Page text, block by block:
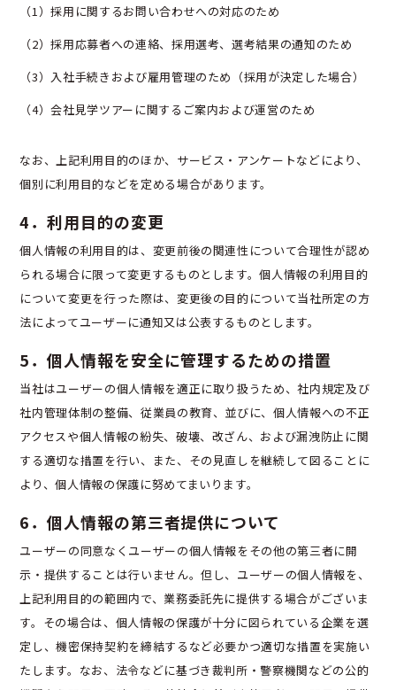
（1）採用に関するお問い合わせへの対応のため
（2）採用応募者への連絡、採用選考、選考結果の通知のため
（3）入社手続きおよび雇用管理のため（採用が決定した場合）
（4）会社見学ツアーに関するご案内および運営のため
なお、上記利用目的のほか、サービス・アンケートなどにより、
個別に利用目的などを定める場合があります。
4．利用目的の変更
個人情報の利用目的は、変更前後の関連性について合理性が認め
られる場合に限って変更するものとします。個人情報の利用目的
について変更を行った際は、変更後の目的について当社所定の方
法によってユーザーに通知又は公表するものとします。
5．個人情報を安全に管理するための措置
当社はユーザーの個人情報を適正に取り扱うため、社内規定及び
社内管理体制の整備、従業員の教育、並びに、個人情報への不正
アクセスや個人情報の紛失、破壊、改ざん、および漏洩防止に関
する適切な措置を行い、また、その見直しを継続して図ることに
より、個人情報の保護に努めてまいります。
6．個人情報の第三者提供について
ユーザーの同意なくユーザーの個人情報をその他の第三者に開
示・提供することは行いません。但し、ユーザーの個人情報を、
上記利用目的の範囲内で、業務委託先に提供する場合がございま
す。その場合は、個人情報の保護が十分に図られている企業を選
定し、機密保持契約を締結するなど必要かつ適切な措置を実施い
たします。なお、法令などに基づき裁判所・警察機関などの公的